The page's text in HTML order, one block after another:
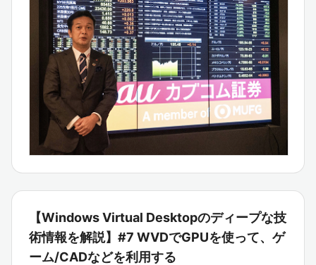
【Windows Virtual Desktopのディープな技
術情報を解説】#7 WVDでGPUを使って、ゲ
ーム/CADなどを利用する